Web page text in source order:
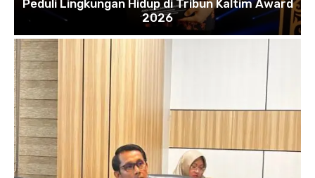
Peduli Lingkungan Hidup di Tribun Kaltim Award
2026